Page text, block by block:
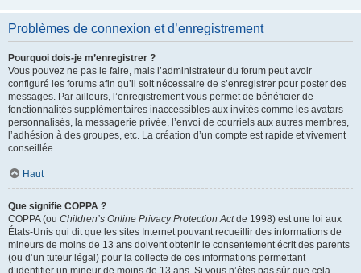
Problèmes de connexion et d’enregistrement
Pourquoi dois-je m’enregistrer ?
Vous pouvez ne pas le faire, mais l’administrateur du forum peut avoir
configuré les forums afin qu’il soit nécessaire de s’enregistrer pour poster des
messages. Par ailleurs, l’enregistrement vous permet de bénéficier de
fonctionnalités supplémentaires inaccessibles aux invités comme les avatars
personnalisés, la messagerie privée, l’envoi de courriels aux autres membres,
l’adhésion à des groupes, etc. La création d’un compte est rapide et vivement
conseillée.
Haut
Que signifie COPPA ?
COPPA (ou Children’s Online Privacy Protection Actde 1998) est une loi aux
États-Unis qui dit que les sites Internet pouvant recueillir des informations de
mineurs de moins de 13 ans doivent obtenir le consentement écrit des parents
(ou d’un tuteur légal) pour la collecte de ces informations permettant
d’identifier un mineur de moins de 13 ans. Si vous n’êtes pas sûr que cela